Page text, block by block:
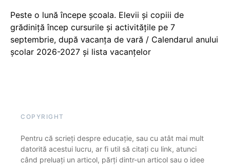
Peste o lună începe școala. Elevii și copiii de
grădiniță încep cursurile și activitățile pe 7
septembrie, după vacanța de vară / Calendarul anului
școlar 2026-2027 și lista vacanțelor
COPYRIGHT
Pentru că scrieți despre educație, sau cu atât mai mult
datorită acestui lucru, ar fi util să citați cu link, atunci
când preluați un articol, părți dintr-un articol sau o idee